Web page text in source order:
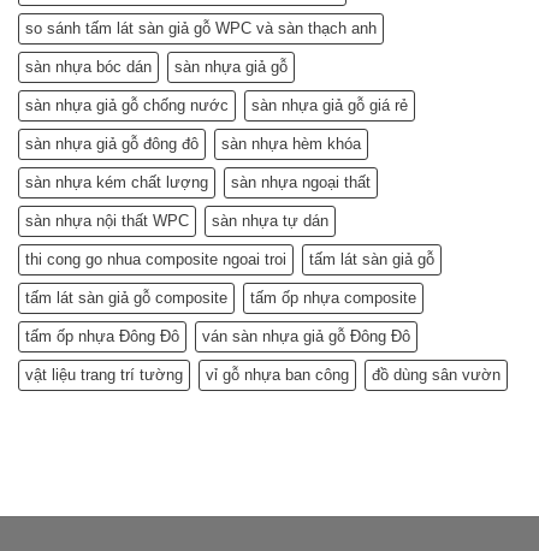
so sánh tấm lát sàn giả gỗ WPC và sàn thạch anh
sàn nhựa bóc dán sàn nhựa giả gỗ
sàn nhựa giả gỗ chống nước sàn nhựa giả gỗ giá rẻ
sàn nhựa giả gỗ đông đô sàn nhựa hèm khóa
sàn nhựa kém chất lượng sàn nhựa ngoại thất
sàn nhựa nội thất WPC sàn nhựa tự dán
thi cong go nhua composite ngoai troi tấm lát sàn giả gỗ
tấm lát sàn giả gỗ composite tấm ốp nhựa composite
tấm ốp nhựa Đông Đô ván sàn nhựa giả gỗ Đông Đô
vật liệu trang trí tường vỉ gỗ nhựa ban công đồ dùng sân vườn